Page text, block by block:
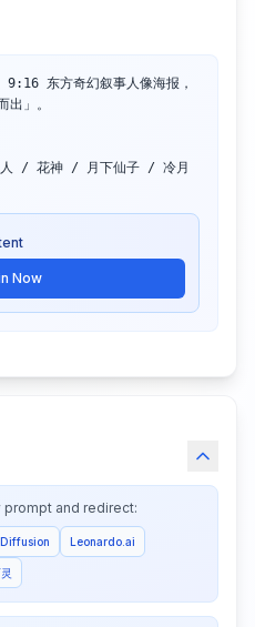
9:16 东方奇幻叙事人像海报，
」。
人 / 花神 / 月下仙子 / 冷月
Now
and redirect:
Leonardo.ai